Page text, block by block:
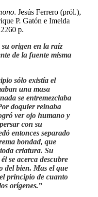
. Jesús Ferrero (pról.),
P. Gatón e Imelda
p.
origen en la raíz
de la fuente misma
sólo existía el
una masa
se entremezclaba
doquier reinaba
ver ojo humano y
con su
entonces separado
bondad, que
criatura. Su
se acerca descubre
del bien. Mas el que
principio de cuanto
orígenes.”